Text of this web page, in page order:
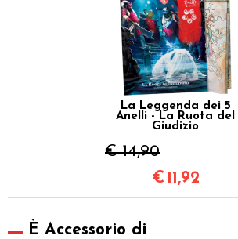
La Leggenda dei 5
Anelli - La Ruota del
Giudizio
€ 14,90
€ 11,92
È Accessorio di